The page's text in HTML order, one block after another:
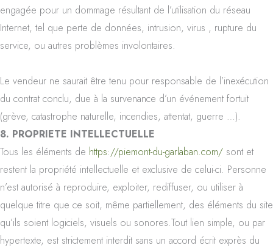
engagée pour un dommage résultant de l’utilisation du réseau
Internet, tel que perte de données, intrusion, virus , rupture du
service, ou autres problèmes involontaires.
Le vendeur ne saurait être tenu pour responsable de l’inexécution
du contrat conclu, due à la survenance d’un événement fortuit
(grève, catastrophe naturelle, incendies, attentat, guerre …).
8. PROPRIETE INTELLECTUELLE
Tous les éléments de https://piemont-du-garlaban.com/ sont et
restent la propriété intellectuelle et exclusive de celui-ci. Personne
n’est autorisé à reproduire, exploiter, rediffuser, ou utiliser à
quelque titre que ce soit, même partiellement, des éléments du site
qu’ils soient logiciels, visuels ou sonores.Tout lien simple, ou par
hypertexte, est strictement interdit sans un accord écrit exprès du